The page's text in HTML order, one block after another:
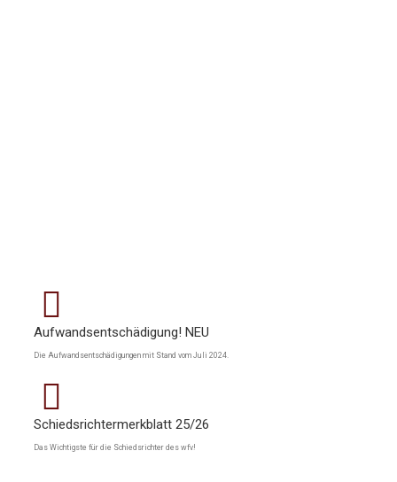
Aufwandsentschädigung! NEU
Die Aufwandsentschädigungen mit Stand vom Juli 2024.
Schiedsrichtermerkblatt 25/26
Das Wichtigste für die Schiedsrichter des wfv!